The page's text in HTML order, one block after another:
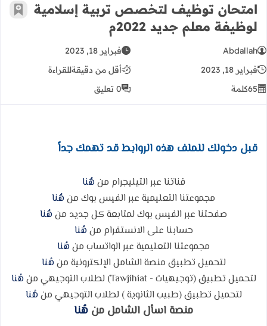
امتحان توظيف لتخصص تربية إسلامية
لوظيفة معلم جديد 2022م
أضف
Abdallah
فبراير 18, 2023
فبراير 18, 2023
أقل من دقيقةللقراءة
65كلمة 0 تعليق
قبل دخولك للملف هذه الروابط قد تهمك جداً
قناتنا عبر التيليجرام منهُنا
مجموعتنا التعليمية عبر الفيس بوك منهُنا
صفحتنا عبر الفيس بوك لمتابعة كل جديد منهُنا
حسابنا على الانستقرام منهُنا
مجموعتنا التعليمية عبر الواتساب منهُنا
لتحميل تطبيق منصة الشامل الإلكترونية منهُنا
لتحميل تطبيق (توجيهيات - Tawjihiat) لطلاب التوجيهي من
هُنا
لتحميل تطبيق (طبيب الثانوية ) لطلاب التوجيهي منهُنا
منصة اسأل الشامل من هُنا